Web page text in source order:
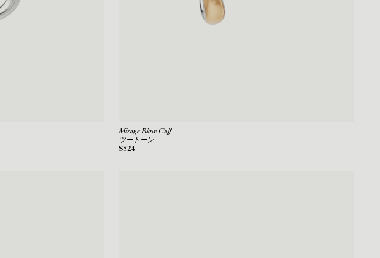
Mirage Blow Cuff
ツートーン
$524